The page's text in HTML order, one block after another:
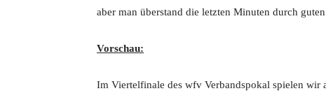
aber man überstand die letzten Minuten durch
Vorschau:
Im Viertelfinale des wfv Verbandspokal spielen wir